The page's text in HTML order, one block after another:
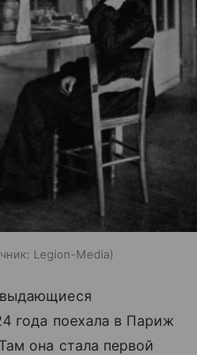
Legion-Media
выдающиеся
года поехала в Париж
она стала первой